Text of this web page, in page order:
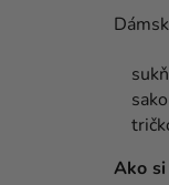
sako
Ako